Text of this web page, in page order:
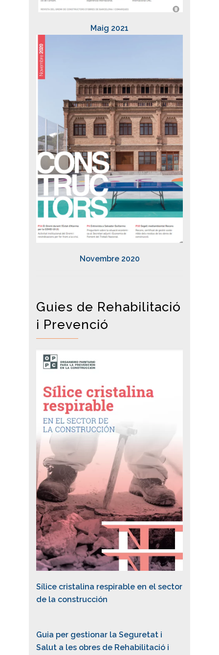
Maig 2021
Novembre 2020
Guies de Rehabilitació
i Prevenció
Sílice cristalina respirable en el sector
de la construcción
Guia per gestionar la Seguretat i
Salut a les obres de Rehabilitació i